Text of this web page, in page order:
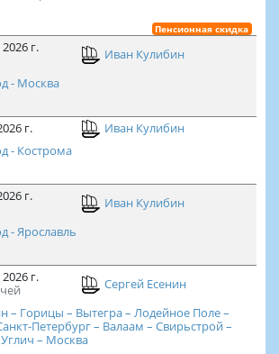
Пенсионная скидка
г.
Иван Кулибин
- Москва
г.
Иван Кулибин
- Кострома
г.
Иван Кулибин
- Ярославль
г.
Сергей Есенин
Горицы – Вытегра – Лодейное Поле –
Петербург – Валаам – Свирьстрой –
– Москва